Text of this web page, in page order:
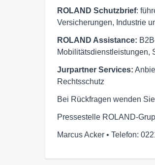
ROLAND Schutzbrief:
Versicherungen, Industrie
ROLAND Assistance:
Mobilitätsdienstleistungen,
Jurpartner Services:
Rechtsschutz
Bei Rückfragen wenden
Pressestelle ROLAND-
Marcus Acker • Telefon: